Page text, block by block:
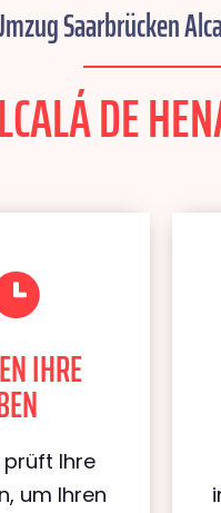
Saarbrücken
DE
IHRE
prüft Ihre
um Ihren